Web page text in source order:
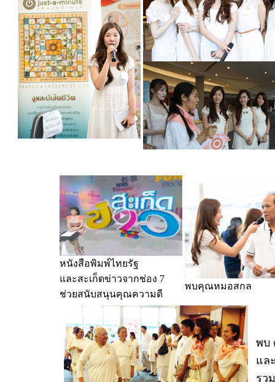
หนังสือพิมพ์ไทยรัฐ
และสะเก็ดข่าวจากช่อง 7
ช่วยสนับสนุนคุณความดี
พบคุณหมอสกล
พบ
แล
รว